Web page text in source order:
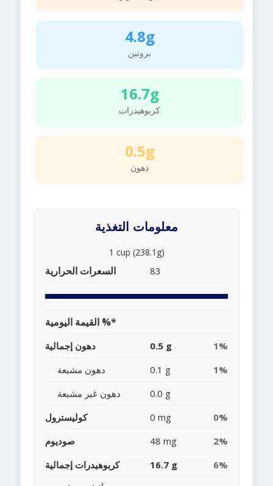
4.8g
بروتين
16.7g
كربوهيدرات
0.5g
دهون
معلومات التغذية
1 cup (238.1g)
السعرات الحرارية 83
القيمة اليومية %*
دهون إجمالية 0.5 g
1%
دهون مشبعة
0.1 g
1%
دهون غير مشبعة
0.0 g
كوليسترول
0 mg
0%
صوديوم
48 mg
2%
كربوهيدرات إجمالية
16.7 g
6%